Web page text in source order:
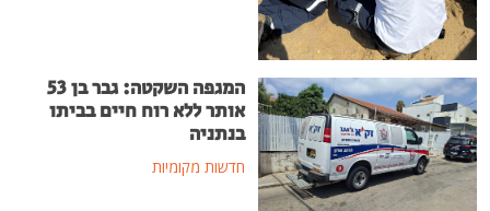
המגפה השקטה: גבר בן 53
אותר ללא רוח חיים בביתו
בנתניה
חדשות מקומיות